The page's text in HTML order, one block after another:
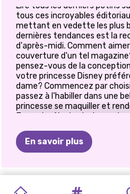
Lire tous les derniers potins
tous ces incroyables
mettant en vedette les plus
dernières tendances est la
d'après-midi. Comment
couverture d'un tel
pensez-vous de la
votre princesse Disney
dame? Commencez par
passez à l'habiller dans une
princesse se maquiller et
Jouez le rôle du photographe
préféré tel que Vogue ou
derniers détails comme les
En savoir plus
MAQUILLAGE
PRINCESSE
PAPARAZZI